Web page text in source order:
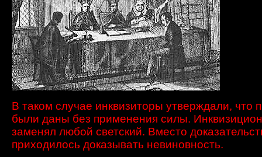
В таком случае инквизиторы утверждали, что
были даны без применения силы.
заменял любой светский. Вместо
приходилось доказывать невиновность.